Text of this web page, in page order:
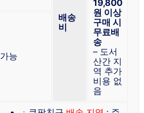
배송
비
19,800
원 이상
구매 시
무료배
송
– 도서
산간 지
역 추가
비용 없
음
가능